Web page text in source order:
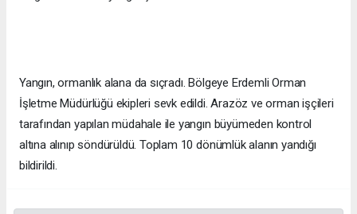
Yangın, ormanlık alana da sıçradı. Bölgeye Erdemli Orman
İşletme Müdürlüğü ekipleri sevk edildi. Arazöz ve orman işçileri
tarafından yapılan müdahale ile yangın büyümeden kontrol
altına alınıp söndürüldü. Toplam 10 dönümlük alanın yandığı
bildirildi.